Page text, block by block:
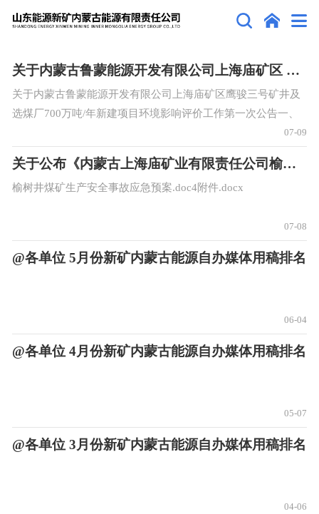
关于内蒙古鲁蒙能源开发有限公司上海庙矿区 鹰骏三号矿井及选煤厂700万吨/年新建项目 环境影响评价工作第一次公告
关于内蒙古鲁蒙能源开发有限公司上海庙矿区鹰骏三号矿井及
选煤厂700万吨/年新建项目环境影响评价工作第一次公告一、
建设项目概况项目名称：内蒙古鲁蒙能源开发有限公司上海庙
07-09
关于公布《内蒙古上海庙矿业有限责任公司榆树井煤矿2026年生产安全事故应急预案》的通知
榆树井煤矿生产安全事故应急预案.doc4附件.docx
07-08
@各单位 5月份新矿内蒙古能源自办媒体用稿排名
06-04
@各单位 4月份新矿内蒙古能源自办媒体用稿排名
05-07
@各单位 3月份新矿内蒙古能源自办媒体用稿排名
04-06